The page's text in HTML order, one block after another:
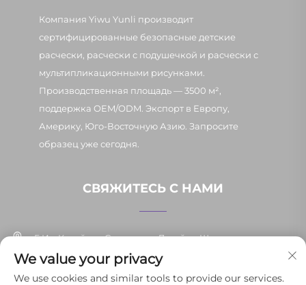
Компания Yiwu Yunli производит
сертифицированные безопасные детские
расчески, расчески с подушечкой и расчески с
мультипликационными рисунками.
Производственная площадь — 3500 м²,
поддержка OEM/ODM. Экспорт в Европу,
Америку, Юго-Восточную Азию. Запросите
образец уже сегодня.
СВЯЖИТЕСЬ С НАМИ
Г. Иу, Китай, ул. Синьпан, д. 7, район Шанси
+86-13037647878
We value your privacy
We use cookies and similar tools to provide our services.